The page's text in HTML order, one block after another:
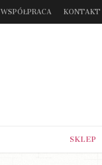
WSPÓŁPRACA KONTAKT
SKLEP